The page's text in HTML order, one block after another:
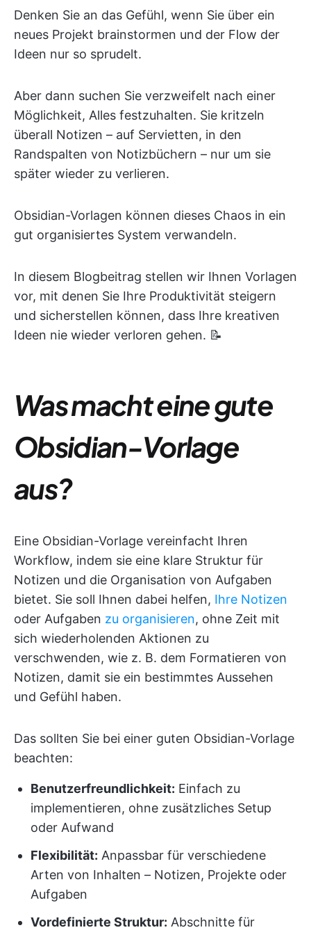
Denken Sie an das Gefühl, wenn Sie über ein
neues Projekt brainstormen und der Flow der
Ideen nur so sprudelt.
Aber dann suchen Sie verzweifelt nach einer
Möglichkeit, Alles festzuhalten. Sie kritzeln
überall Notizen – auf Servietten, in den
Randspalten von Notizbüchern – nur um sie
später wieder zu verlieren.
Obsidian-Vorlagen können dieses Chaos in ein
gut organisiertes System verwandeln.
In diesem Blogbeitrag stellen wir Ihnen Vorlagen
vor, mit denen Sie Ihre Produktivität steigern
und sicherstellen können, dass Ihre kreativen
Ideen nie wieder verloren gehen. 📝
Was macht eine gute
Obsidian-Vorlage
aus?
Eine Obsidian-Vorlage vereinfacht Ihren
Workflow, indem sie eine klare Struktur für
Notizen und die Organisation von Aufgaben
bietet. Sie soll Ihnen dabei helfen, Ihre Notizen
oder Aufgaben zu organisieren, ohne Zeit mit
sich wiederholenden Aktionen zu
verschwenden, wie z. B. dem Formatieren von
Notizen, damit sie ein bestimmtes Aussehen
und Gefühl haben.
Das sollten Sie bei einer guten Obsidian-Vorlage
beachten:
Benutzerfreundlichkeit: Einfach zu
implementieren, ohne zusätzliches Setup
oder Aufwand
Flexibilität: Anpassbar für verschiedene
Arten von Inhalten – Notizen, Projekte oder
Aufgaben
Vordefinierte Struktur: Abschnitte für